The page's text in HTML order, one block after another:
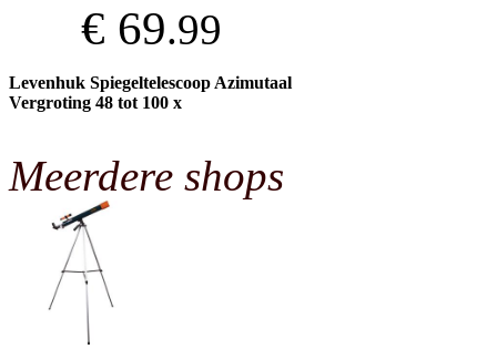
€ 69.99
Levenhuk Spiegeltelescoop Azimutaal
Vergroting 48 tot 100 x
Meerdere shops